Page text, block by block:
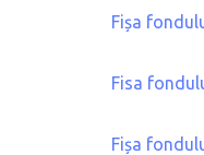
Fișa
Fisa
Fișa